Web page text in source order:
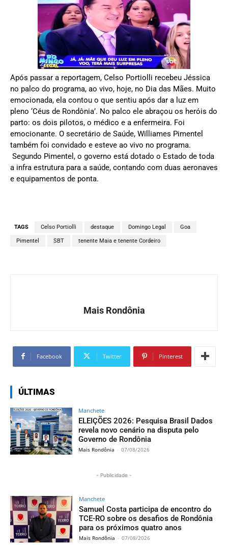
Após passar a reportagem, Celso Portiolli recebeu Jéssica
no palco do programa, ao vivo, hoje, no Dia das Mães. Muito
emocionada, ela contou o que sentiu após dar a luz em
pleno ‘Céus de Rondônia’. No palco ele abraçou os heróis do
parto: os dois pilotos, o médico e a enfermeira. Foi
emocionante. O secretário de Saúde, Williames Pimentel
também foi convidado e esteve ao vivo no programa.
Segundo Pimentel, o governo está dotado o Estado de toda
a infra estrutura para a saúde, contando com duas aeronaves
e equipamentos de ponta.
TAGS Celso Portiolli destaque Domingo Legal Goa
Pimentel SBT tenente Maia e tenente Cordeiro
Mais Rondônia
Facebook Twitter Pinterest
ÚLTIMAS
Manchete
ELEIÇÕES 2026: Pesquisa Brasil Dados
revela novo cenário na disputa pelo
Governo de Rondônia
Mais Rondônia - 07/08/2026
- Publicidade -
Manchete
Samuel Costa participa de encontro do
TCE-RO sobre os desafios de Rondônia
para os próximos quatro anos
Mais Rondônia - 07/08/2026